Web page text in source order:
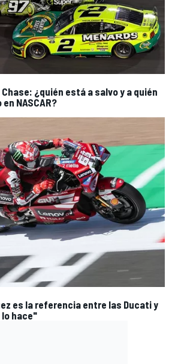
¿quién está a salvo y a quién
NASCAR?
es la referencia entre las Ducati y
hace"